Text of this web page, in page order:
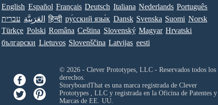
English Español Français Deutsch Italiana Nederlands Português
עברית العَرَبِيَّة हिन्दी ру́сский язы́к Dansk Svenska Suomi Norsk
Türkçe Polski Româna Ceština Slovenský Magyar Hrvatski
български Lietuvos Slovenščina Latvijas eesti
© 2026 - Clever Prototypes, LLC - Reservados todos los
derechos.
StoryboardThat es una marca registrada de Clever
Prototypes , LLCy registrada en la Oficina de Patentes y
Marcas de EE. UU.